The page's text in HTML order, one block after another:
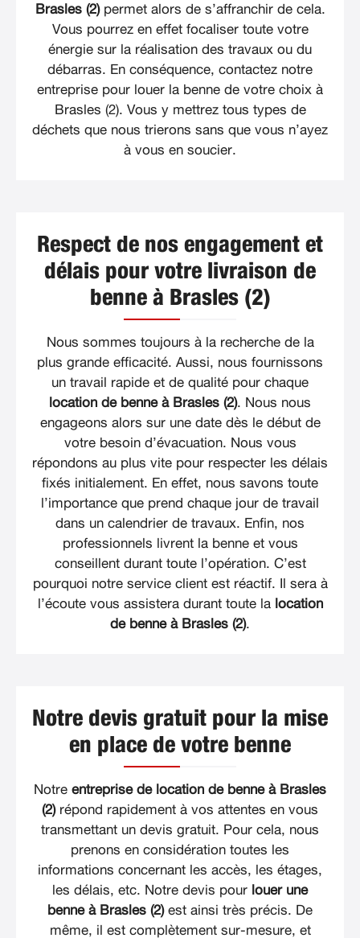
Brasles (2)permet alors de s’affranchir de cela.
Vous pourrez en effet focaliser toute votre
énergie sur la réalisation des travaux ou du
débarras. En conséquence, contactez notre
entreprise pour louer la benne de votre choix à
Brasles (2). Vous y mettrez tous types de
déchets que nous trierons sans que vous n’ayez
à vous en soucier.
Respect de nos engagement et
délais pour votre livraison de
benne à Brasles (2)
Nous sommes toujours à la recherche de la
plus grande efficacité. Aussi, nous fournissons
un travail rapide et de qualité pour chaque
location de benne à Brasles (2). Nous nous
engageons alors sur une date dès le début de
votre besoin d’évacuation. Nous vous
répondons au plus vite pour respecter les délais
fixés initialement. En effet, nous savons toute
l’importance que prend chaque jour de travail
dans un calendrier de travaux. Enfin, nos
professionnels livrent la benne et vous
conseillent durant toute l’opération. C’est
pourquoi notre service client est réactif. Il sera à
l’écoute vous assistera durant toute la location
de benne à Brasles (2).
Notre devis gratuit pour la mise
en place de votre benne
Notre entreprise de location de benne à Brasles
(2)répond rapidement à vos attentes en vous
transmettant un devis gratuit. Pour cela, nous
prenons en considération toutes les
informations concernant les accès, les étages,
les délais, etc. Notre devis pour louer une
benne à Brasles (2)est ainsi très précis. De
même, il est complètement sur-mesure, et